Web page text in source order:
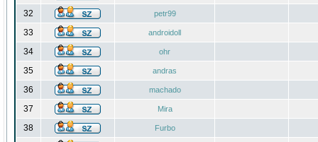
32 petr99
33 androidoll
34 ohr
35 andras
36 machado
37 Mira
38 Furbo